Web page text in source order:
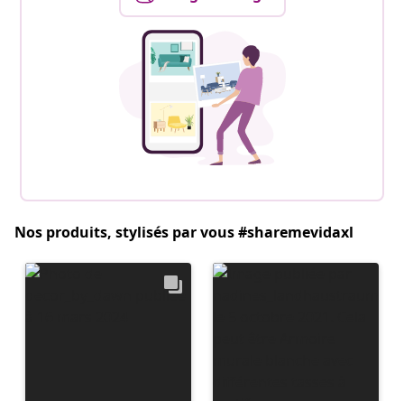
Nos produits, stylisés par vous #sharemevidaxl